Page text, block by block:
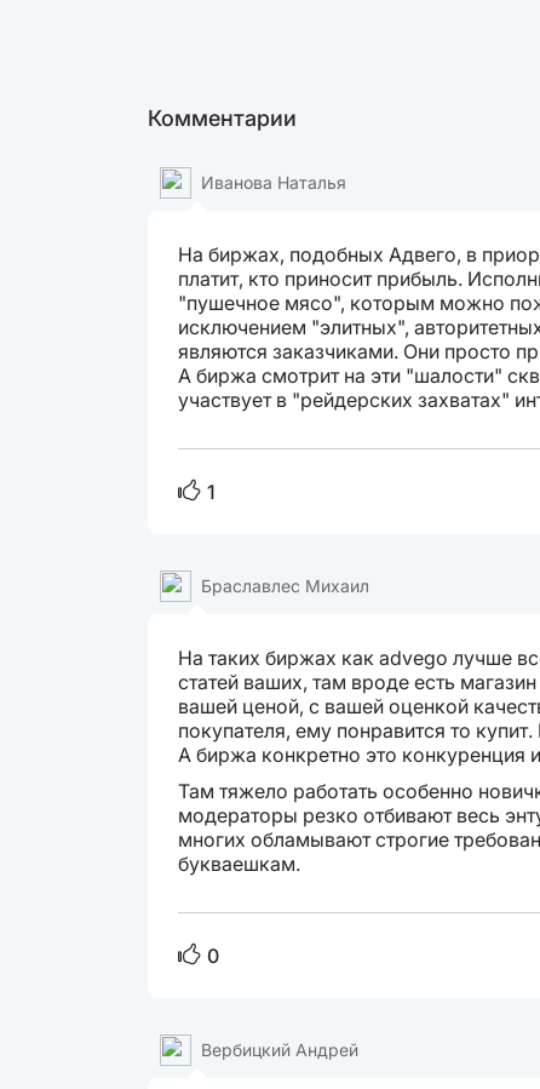
Комментарии
Иванова Наталья
На биржах, подобных Адвего, в
платит, кто приносит прибыль.
"пушечное мясо", которым можно
исключением "элитных",
являются заказчиками. Они просто
А биржа смотрит на эти "шалости"
участвует в "рейдерских захватах"
1
Браславлес Михаил
На таких биржах как advego лучше
статей ваших, там вроде есть
вашей ценой, с вашей оценкой
покупателя, ему понравится то
А биржа конкретно это конкуренция
Там тяжело работать особенно
модераторы резко отбивают весь
многих обламывают строгие
букваешкам.
0
Вербицкий Андрей